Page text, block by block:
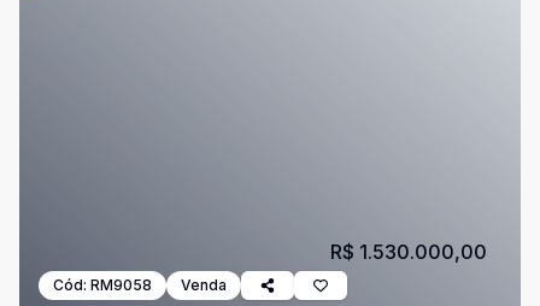
Cód: RM9058 Venda
R$ 1.530.000,00